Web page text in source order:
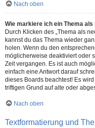
Nach oben
Wie markiere ich ein Thema als
Durch Klicken des „Thema als
kannst du das Thema wieder
holen. Wenn du den
möglicherweise deaktiviert oder
Zeit vergangen. Es ist auch
einfach eine Antwort darauf
dieses Boards beachtest! Es
triftigen Grund auf alte oder
Nach oben
Textformatierung und